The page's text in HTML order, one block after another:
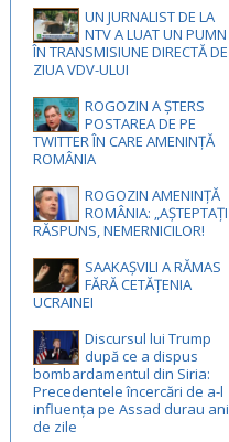
UN JURNALIST DE LA
NTV A LUAT UN PUMN
ÎN TRANSMISIUNE DIRECTĂ DE
ZIUA VDV-ULUI
ROGOZIN A ȘTERS
POSTAREA DE PE
TWITTER ÎN CARE AMENINȚĂ
ROMÂNIA
ROGOZIN AMENINȚĂ
ROMÂNIA: „AȘTEPTAȚI
RĂSPUNS, NEMERNICILOR!
SAAKAȘVILI A RĂMAS
FĂRĂ CETĂȚENIA
UCRAINEI
Discursul lui Trump
după ce a dispus
bombardamentul din Siria:
Precedentele încercări de a-l
influența pe Assad durau ani
de zile